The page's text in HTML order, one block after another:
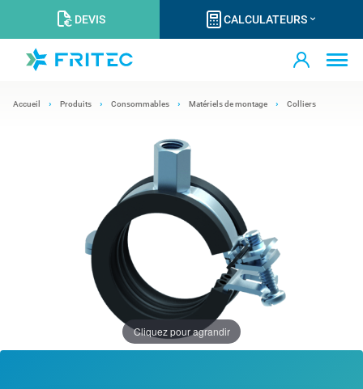
DEVIS CALCULATEURS
Accueil Produits Consommables Matériels de montage Colliers
Cliquez pour agrandir